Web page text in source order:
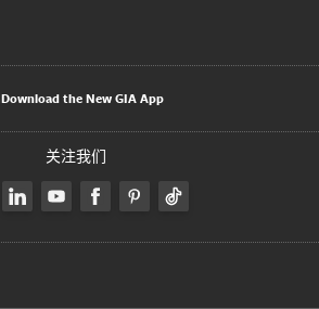
Download the New GIA App
关注我们